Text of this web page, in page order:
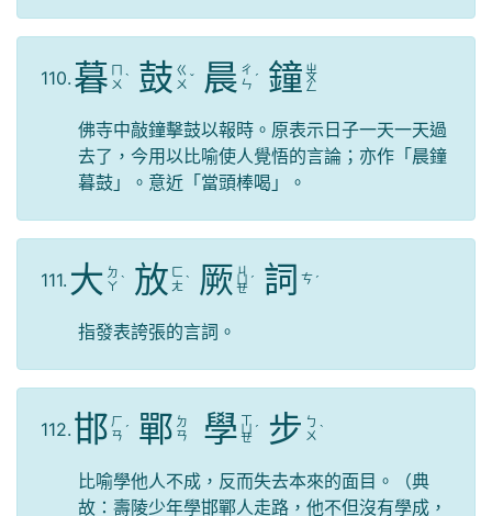
110. 暮 ㄇ
ㄨ ˋ 鼓 ㄍ
ㄨ ˇ 晨 ㄔ
ㄣ ˊ 鐘 ㄓ
ㄨ
ㄥ
佛寺中敲鐘擊鼓以報時。原表示日子一天一天過
去了，今用以比喻使人覺悟的言論；亦作「晨鐘
暮鼓」。意近「當頭棒喝」。
111. 大 ㄉ
ㄚ ˋ 放 ㄈ
ㄤ ˋ 厥 ㄐ
ㄩ
ㄝ
ˊ 詞 ㄘ ˊ
指發表誇張的言詞。
112. 邯 ㄏ
ㄢ ˊ 鄲 ㄉ
ㄢ
學 ㄒ
ㄩ
ㄝ
ˊ 步 ㄅ
ㄨ ˋ
比喻學他人不成，反而失去本來的面目。（典
故：壽陵少年學邯鄲人走路，他不但沒有學成，